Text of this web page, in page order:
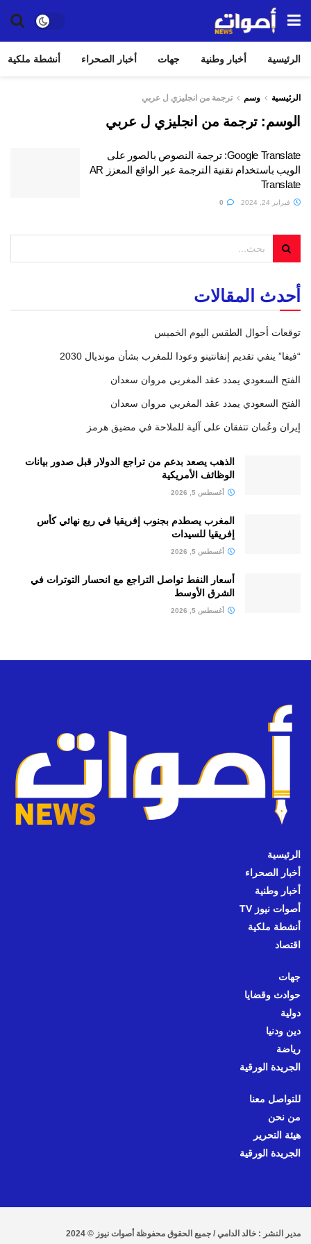
الرئيسية أخبار وطنية جهات أخبار الصحراء أنشطة ملكية
الرئيسية وسم ترجمة من انجليزي ل عربي
الوسم:ترجمة من انجليزي ل عربي
Google Translate: ترجمة النصوص بالصور على
الويب باستخدام تقنية الترجمة عبر الواقع المعزز AR
Translate
فبراير 24, 2024
أحدث المقالات
توقعات أحوال الطقس اليوم الخميس
“فيفا” ينفي تقديم إنفانتينو وعودا للمغرب بشأن مونديال 2030
الفتح السعودي يمدد عقد المغربي مروان سعدان
الفتح السعودي يمدد عقد المغربي مروان سعدان
إيران وعُمان تتفقان على آلية للملاحة في مضيق هرمز
الذهب يصعد بدعم من تراجع الدولار قبل صدور بيانات
الوظائف الأمريكية
أغسطس 5, 2026
المغرب يصطدم بجنوب إفريقيا في ربع نهائي كأس
إفريقيا للسيدات
أغسطس 5, 2026
أسعار النفط تواصل التراجع مع انحسار التوترات في
الشرق الأوسط
أغسطس 5, 2026
الرئيسية
أخبار الصحراء
أخبار وطنية
أصوات نيوز TV
أنشطة ملكية
اقتصاد
جهات
حوادث وقضايا
دولية
دين ودنيا
رياضة
الجريدة الورقية
للتواصل معنا
من نحن
هيئة التحرير
الجريدة الورقية
مدير النشر : خالد الدامي / جميع الحقوق محفوظة أصوات نيوز © 2024